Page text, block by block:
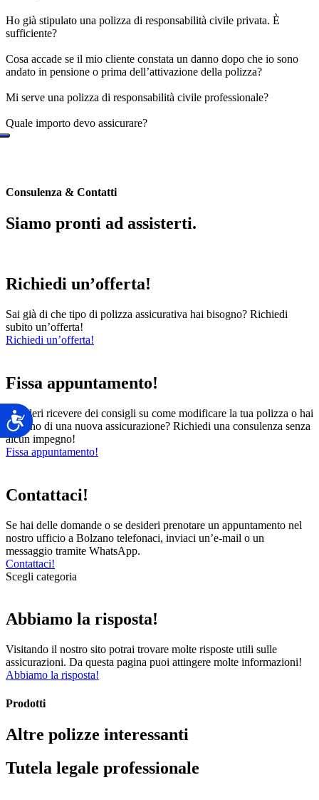
Accessibilità
Ho già stipulato una polizza di responsabilità civile privata. È
sufficiente?
Cosa accade se il mio cliente constata un danno dopo che io sono
andato in pensione o prima dell’attivazione della polizza?
Mi serve una polizza di responsabilità civile professionale?
Quale importo devo assicurare?
Consulenza & Contatti
Siamo pronti ad assisterti.
Richiedi un’offerta!
Sai già di che tipo di polizza assicurativa hai bisogno? Richiedi
subito un’offerta!
Richiedi un’offerta!
Fissa appuntamento!
Desideri ricevere dei consigli su come modificare la tua polizza o hai
bisogno di una nuova assicurazione? Richiedi una consulenza senza
alcun impegno!
Fissa appuntamento!
Contattaci!
Se hai delle domande o se desideri prenotare un appuntamento nel
nostro ufficio a Bolzano telefonaci, inviaci un’e-mail o un
messaggio tramite WhatsApp.
Contattaci!
Scegli categoria
Abbiamo la risposta!
Visitando il nostro sito potrai trovare molte risposte utili sulle
assicurazioni. Da questa pagina puoi attingere molte informazioni!
Abbiamo la risposta!
Prodotti
Altre polizze interessanti
Tutela legale professionale